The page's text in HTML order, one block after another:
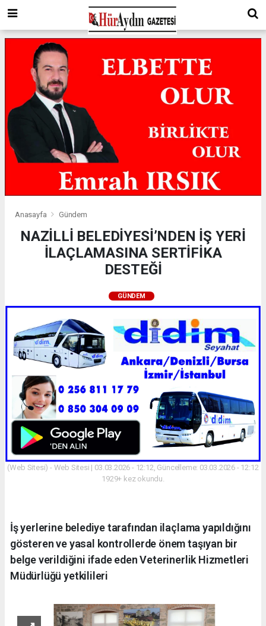
Anasayfa Gündem
NAZİLLİ BELEDİYESİ’NDEN İŞ YERİ
İLAÇLAMASINA SERTİFİKA
DESTEĞİ
GÜNDEM
(Web Sitesi) - Web Sitesi | 03.03.2026 - 12:12, Güncelleme: 03.03.2026 - 12:12
1929+ kez okundu.
İş yerlerine belediye tarafından ilaçlama yapıldığını
gösteren ve yasal kontrollerde önem taşıyan bir
belge verildiğini ifade eden Veterinerlik Hizmetleri
Müdürlüğü yetkilileri